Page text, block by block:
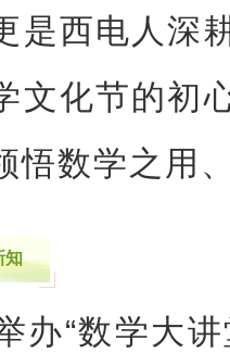
是西电人深
文化节的初
悟数学之用
知
办“数学大